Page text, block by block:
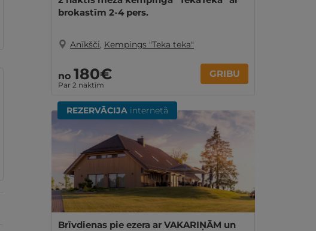
brokastīm 2-4 pers.
Anīkšči, Kempings "Teka teka"
no 180€
Par 2 naktīm
GRIBU
REZERVĀCIJA internetā
Brīvdienas pie ezera ar VAKARIŅĀM un